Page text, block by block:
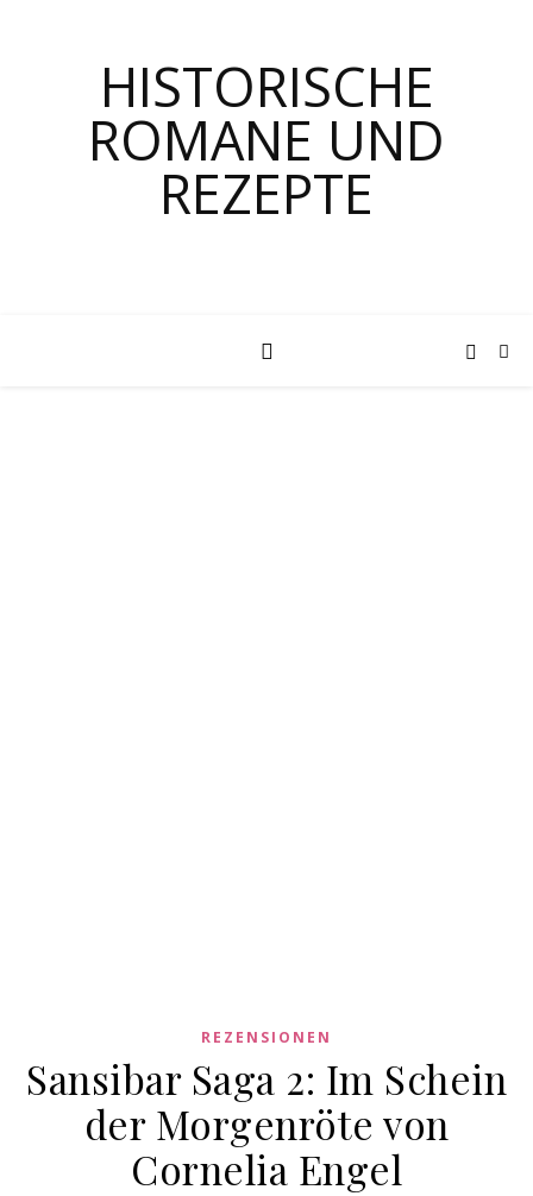
HISTORISCHE
ROMANE UND
REZEPTE
REZENSIONEN
Sansibar Saga 2: Im Schein
der Morgenröte von
Cornelia Engel